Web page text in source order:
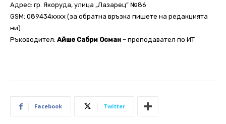
Адрес: гр. Якоруда, улица „Лазарец” №86
GSM: 089434xxxx (за обратна връзка пишете на редакцията
ни)
Ръководител: Айше Сабри Осман – преподавател по ИТ
Facebook Twitter